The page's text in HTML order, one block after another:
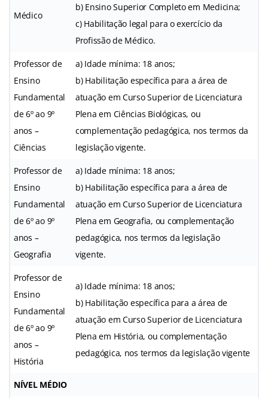
Médico
b) Ensino Superior Completo em Medicina;
c) Habilitação legal para o exercício da
Profissão de Médico.
Professor de
Ensino
Fundamental
de 6º ao 9º
anos –
Ciências
a) Idade mínima: 18 anos;
b) Habilitação específica para a área de
atuação em Curso Superior de Licenciatura
Plena em Ciências Biológicas, ou
complementação pedagógica, nos termos da
legislação vigente.
Professor de
Ensino
Fundamental
de 6º ao 9º
anos –
Geografia
a) Idade mínima: 18 anos;
b) Habilitação específica para a área de
atuação em Curso Superior de Licenciatura
Plena em Geografia, ou complementação
pedagógica, nos termos da legislação
vigente.
Professor de
Ensino
Fundamental
de 6º ao 9º
anos –
História
a) Idade mínima: 18 anos;
b) Habilitação específica para a área de
atuação em Curso Superior de Licenciatura
Plena em História, ou complementação
pedagógica, nos termos da legislação vigente
NÍVEL MÉDIO